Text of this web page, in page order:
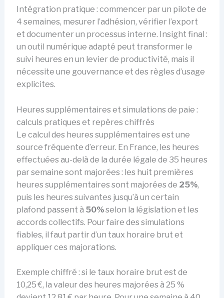
Intégration pratique : commencer par un pilote de
4 semaines, mesurer l’adhésion, vérifier l’export
et documenter un processus interne. Insight final :
un outil numérique adapté peut transformer le
suivi heures en un levier de productivité, mais il
nécessite une gouvernance et des règles d’usage
explicites.
Heures supplémentaires et simulations de paie :
calculs pratiques et repères chiffrés
Le calcul des heures supplémentaires est une
source fréquente d’erreur. En France, les heures
effectuées au-delà de la durée légale de 35 heures
par semaine sont majorées : les huit premières
heures supplémentaires sont majorées de 25%,
puis les heures suivantes jusqu’à un certain
plafond passent à 50%selon la législation et les
accords collectifs. Pour faire des simulations
fiables, il faut partir d’un taux horaire brut et
appliquer ces majorations.
Exemple chiffré : si le taux horaire brut est de
10,25 €, la valeur des heures majorées à 25 %